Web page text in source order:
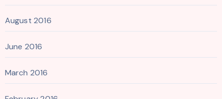
August 2016
June 2016
March 2016